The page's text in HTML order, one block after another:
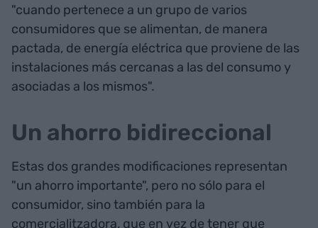
"cuando pertenece a un grupo de varios
consumidores que se alimentan, de manera
pactada, de energía eléctrica que proviene de las
instalaciones más cercanas a las del consumo y
asociadas a los mismos".
Un ahorro bidireccional
Estas dos grandes modificaciones representan
"un ahorro importante", pero no sólo para el
consumidor, sino también para la
comercialitzadora, que en vez de tener que